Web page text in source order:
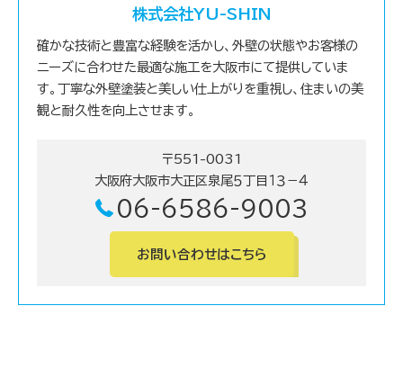
株式会社YU-SHIN
確かな技術と豊富な経験を活かし、外壁の状態やお客様の
ニーズに合わせた最適な施工を大阪市にて提供していま
す。丁寧な外壁塗装と美しい仕上がりを重視し、住まいの美
観と耐久性を向上させます。
〒551-0031
大阪府大阪市大正区泉尾５丁目１３－４
06-6586-9003
お問い合わせはこちら